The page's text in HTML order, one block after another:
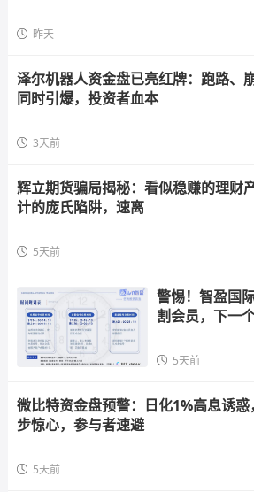
昨天
泽尔机器人资金盘已亮红牌：跑路、
同时引爆，投资者血本
3天前
辉立期货骗局揭秘：看似稳赚的理财
计的庞氏陷阱，速离
5天前
警惕！智盈国
割会员，下一
5天前
微比特资金盘预警：日化1%高息诱
步惊心，参与者速避
5天前